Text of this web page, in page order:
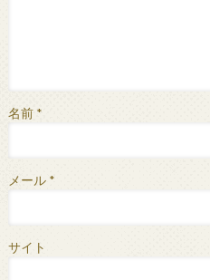
名前 *
メール *
サイト